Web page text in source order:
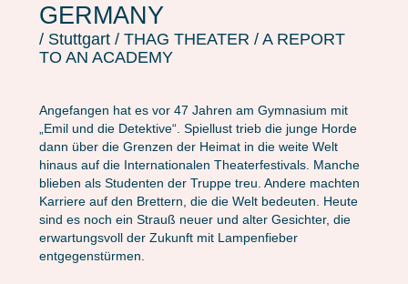
GERMANY
/ Stuttgart / THAG THEATER / A REPORT
TO AN ACADEMY
Angefangen hat es vor 47 Jahren am Gymnasium mit
„Emil und die Detektive“. Spiellust trieb die junge Horde
dann über die Grenzen der Heimat in die weite Welt
hinaus auf die Internationalen Theaterfestivals. Manche
blieben als Studenten der Truppe treu. Andere machten
Karriere auf den Brettern, die die Welt bedeuten. Heute
sind es noch ein Strauß neuer und alter Gesichter, die
erwartungsvoll der Zukunft mit Lampenfieber
entgegenstürmen.